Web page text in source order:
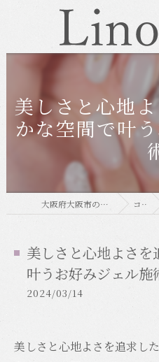
美しさと心地
かな空間で叶
大阪府大阪市のネイルならLino nail コラム
美しさと心地よさ
叶うお好みジェル施
2024/03/14
美しさと心地よさを追求し